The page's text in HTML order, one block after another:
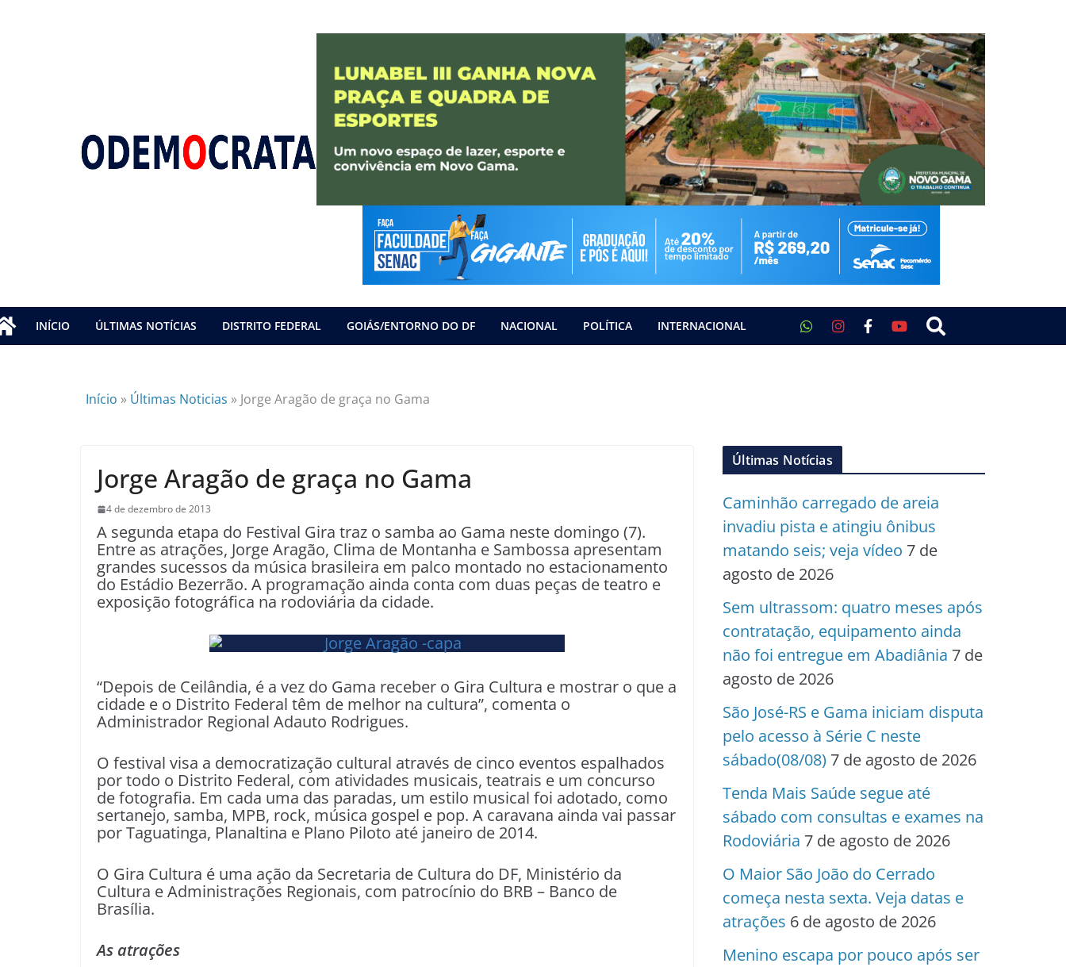
INÍCIO ÚLTIMAS NOTÍCIAS DISTRITO FEDERAL GOIÁS/ENTORNO DO DF NACIONAL POLÍTICA INTERNACIONAL
Início » Últimas Noticias » Jorge Aragão de graça no Gama
Jorge Aragão de graça no Gama
4 de dezembro de 2013
A segunda etapa do Festival Gira traz o samba ao Gama neste domingo (7).
Entre as atrações, Jorge Aragão, Clima de Montanha e Sambossa apresentam
grandes sucessos da música brasileira em palco montado no estacionamento
do Estádio Bezerrão. A programação ainda conta com duas peças de teatro e
exposição fotográfica na rodoviária da cidade.
“Depois de Ceilândia, é a vez do Gama receber o Gira Cultura e mostrar o que a
cidade e o Distrito Federal têm de melhor na cultura”, comenta o
Administrador Regional Adauto Rodrigues.
O festival visa a democratização cultural através de cinco eventos espalhados
por todo o Distrito Federal, com atividades musicais, teatrais e um concurso
de fotografia. Em cada uma das paradas, um estilo musical foi adotado, como
sertanejo, samba, MPB, rock, música gospel e pop. A caravana ainda vai passar
por Taguatinga, Planaltina e Plano Piloto até janeiro de 2014.
O Gira Cultura é uma ação da Secretaria de Cultura do DF, Ministério da
Cultura e Administrações Regionais, com patrocínio do BRB – Banco de
Brasília.
As atrações
Últimas Notícias
Caminhão carregado de areia
invadiu pista e atingiu ônibus
matando seis; veja vídeo 7 de
agosto de 2026
Sem ultrassom: quatro meses após
contratação, equipamento ainda
não foi entregue em Abadiânia 7 de
agosto de 2026
São José-RS e Gama iniciam disputa
pelo acesso à Série C neste
sábado(08/08) 7 de agosto de 2026
Tenda Mais Saúde segue até
sábado com consultas e exames na
Rodoviária 7 de agosto de 2026
O Maior São João do Cerrado
começa nesta sexta. Veja datas e
atrações 6 de agosto de 2026
Menino escapa por pouco após ser